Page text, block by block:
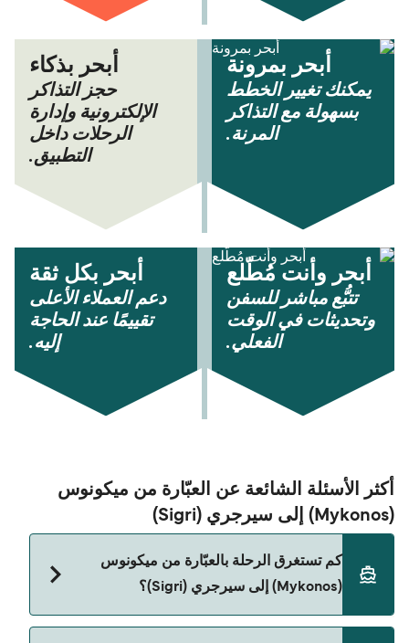
أبحر بمرونة
يمكنك تغيير الخطط
بسهولة مع التذاكر
المرنة.
أبحر بذكاء
حجز التذاكر
الإلكترونية وإدارة
الرحلات داخل
التطبيق.
أبحر وأنت مُطّلع
تتبُّع مباشر للسفن
وتحديثات في الوقت
الفعلي.
أبحر بكل ثقة
دعم العملاء الأعلى
تقييمًا عند الحاجة
إليه.
أكثر الأسئلة الشائعة عن العبّارة من ميكونوس
(Mykonos) إلى سيرجري (Sigri)
كم تستغرق الرحلة بالعبّارة من ميكونوس
(Mykonos) إلى سيرجري (Sigri)؟